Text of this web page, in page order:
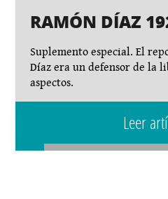
RAMÓN DÍAZ
Suplemento especial. El
Díaz​ era un defensor de la
aspectos.
Leer